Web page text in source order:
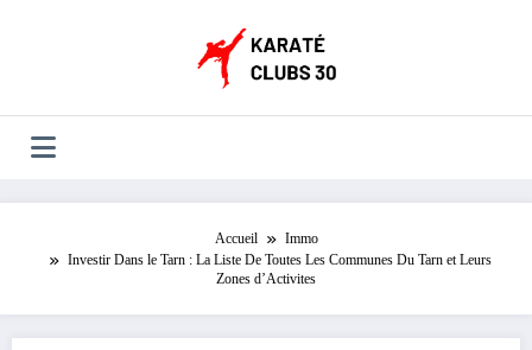
Accueil
Immo
Investir Dans le Tarn : La Liste De Toutes Les Communes Du Tarn et Leurs
Zones d’Activites